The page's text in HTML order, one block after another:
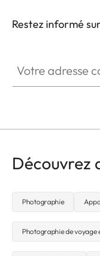
Restez informé
Découvrez
Photographie
Photographie de voyage